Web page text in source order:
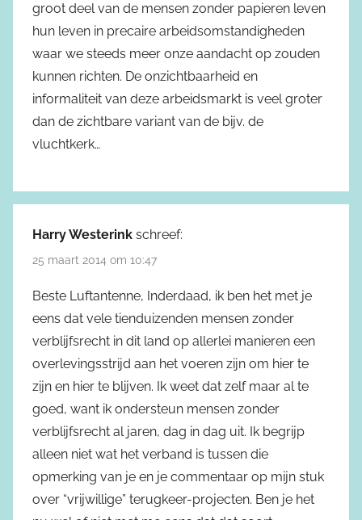
groot deel van de mensen zonder papieren leven
hun leven in precaire arbeidsomstandigheden
waar we steeds meer onze aandacht op zouden
kunnen richten. De onzichtbaarheid en
informaliteit van deze arbeidsmarkt is veel groter
dan de zichtbare variant van de bijv. de
vluchtkerk…
Harry Westerink schreef:
25 maart 2014 om 10:47
Beste Luftantenne, Inderdaad, ik ben het met je
eens dat vele tienduizenden mensen zonder
verblijfsrecht in dit land op allerlei manieren een
overlevingsstrijd aan het voeren zijn om hier te
zijn en hier te blijven. Ik weet dat zelf maar al te
goed, want ik ondersteun mensen zonder
verblijfsrecht al jaren, dag in dag uit. Ik begrijp
alleen niet wat het verband is tussen die
opmerking van je en je commentaar op mijn stuk
over “vrijwillige” terugkeer-projecten. Ben je het